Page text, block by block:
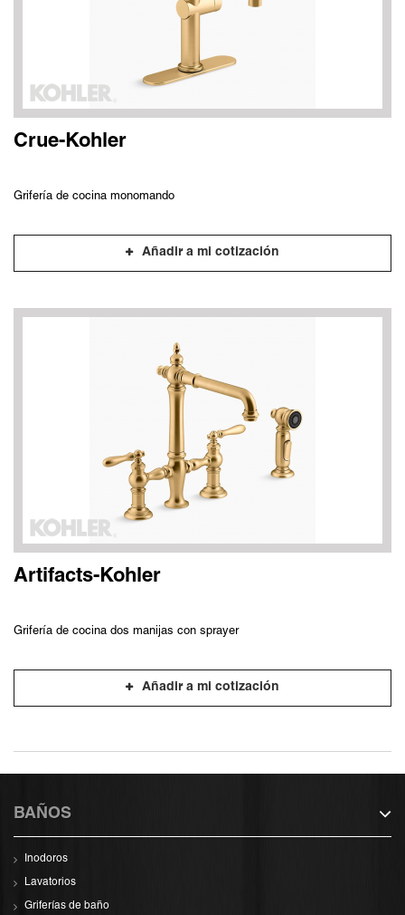
Crue-Kohler
Grifería de cocina monomando
Añadir a mi cotización
Artifacts-Kohler
Grifería de cocina dos manijas con sprayer
Añadir a mi cotización
BAÑOS
Inodoros
Lavatorios
Griferías de baño